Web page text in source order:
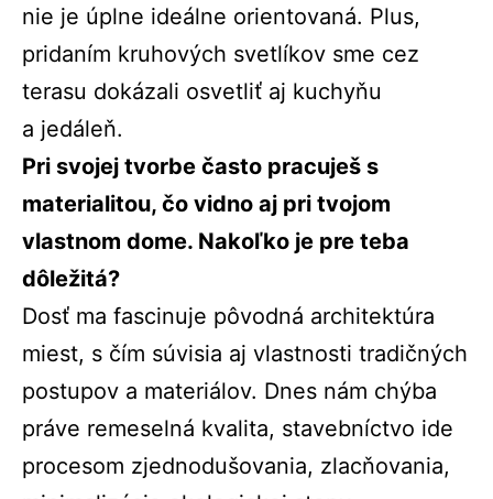
nie je úplne ideálne orientovaná. Plus,
pridaním kruhových svetlíkov sme cez
terasu dokázali osvetliť aj kuchyňu
a jedáleň.
Pri svojej tvorbe často pracuješ s
materialitou, čo vidno aj pri tvojom
vlastnom dome. Nakoľko je pre teba
dôležitá?
Dosť ma fascinuje pôvodná architektúra
miest, s čím súvisia aj vlastnosti tradičných
postupov a materiálov. Dnes nám chýba
práve remeselná kvalita, stavebníctvo ide
procesom zjednodušovania, zlacňovania,